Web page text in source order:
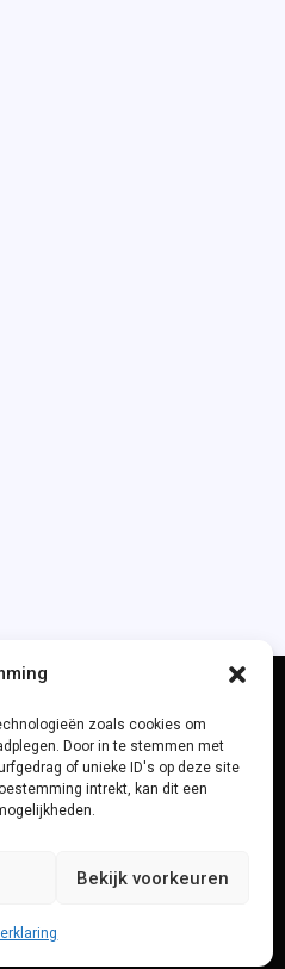
zoals cookies om
Door in te stemmen met
of unieke ID's op deze site
intrekt, kan dit een
Bekijk voorkeuren